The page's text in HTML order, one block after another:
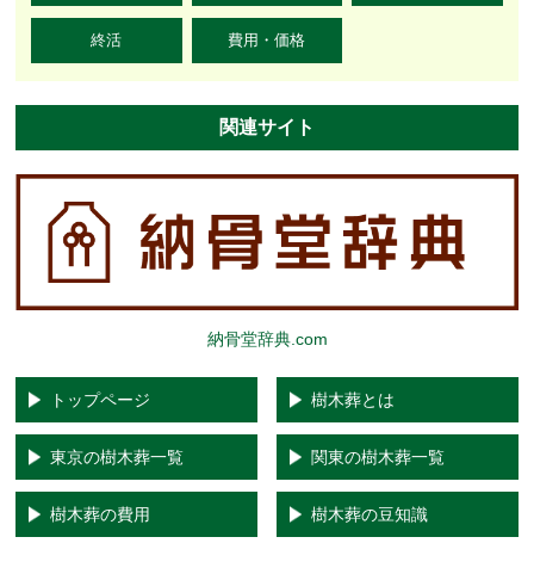
終活 費用・価格
関連サイト
納骨堂辞典.com
トップページ 樹木葬とは
東京の樹木葬一覧 関東の樹木葬一覧
樹木葬の費用 樹木葬の豆知識